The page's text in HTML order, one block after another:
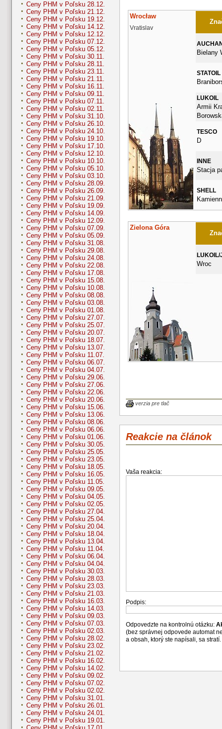
Ceny PHM v Poľsku 28.12.
Ceny PHM v Poľsku 21.12.
Ceny PHM v Poľsku 19.12.
Ceny PHM v Poľsku 14.12.
Ceny PHM v Poľsku 12.12.
Ceny PHM v Poľsku 07.12.
Ceny PHM v Poľsku 05.12.
Ceny PHM v Poľsku 30.11.
Ceny PHM v Poľsku 28.11.
Ceny PHM v Poľsku 23.11.
Ceny PHM v Poľsku 21.11.
Ceny PHM v Poľsku 16.11.
Ceny PHM v Poľsku 09.11.
Ceny PHM v Poľsku 07.11.
Ceny PHM v Poľsku 02.11.
Ceny PHM v Poľsku 31.10.
Ceny PHM v Poľsku 26.10.
Ceny PHM v Poľsku 24.10.
Ceny PHM v Poľsku 19.10.
Ceny PHM v Poľsku 17.10.
Ceny PHM v Poľsku 12.10.
Ceny PHM v Poľsku 10.10.
Ceny PHM v Poľsku 05.10.
Ceny PHM v Poľsku 03.10.
Ceny PHM v Poľsku 28.09.
Ceny PHM v Poľsku 26.09.
Ceny PHM v Poľsku 21.09.
Ceny PHM v Poľsku 19.09.
Ceny PHM v Poľsku 14.09.
Ceny PHM v Poľsku 12.09.
Ceny PHM v Poľsku 07.09.
Ceny PHM v Poľsku 05.09.
Ceny PHM v Poľsku 31.08.
Ceny PHM v Poľsku 29.08.
Ceny PHM v Poľsku 24.08.
Ceny PHM v Poľsku 22.08.
Ceny PHM v Poľsku 17.08.
Ceny PHM v Poľsku 15.08.
Ceny PHM v Poľsku 10.08.
Ceny PHM v Poľsku 08.08.
Ceny PHM v Poľsku 03.08.
Ceny PHM v Poľsku 01.08.
Ceny PHM v Poľsku 27.07.
Ceny PHM v Poľsku 25.07.
Ceny PHM v Poľsku 20.07.
Ceny PHM v Poľsku 18.07.
Ceny PHM v Poľsku 13.07.
Ceny PHM v Poľsku 11.07.
Ceny PHM v Poľsku 06.07.
Ceny PHM v Poľsku 04.07.
Ceny PHM v Poľsku 29.06.
Ceny PHM v Poľsku 27.06.
Ceny PHM v Poľsku 22.06.
Ceny PHM v Poľsku 20.06.
Ceny PHM v Poľsku 15.06.
Ceny PHM v Poľsku 13.06.
Ceny PHM v Poľsku 08.06.
Ceny PHM v Poľsku 06.06.
Ceny PHM v Poľsku 01.06.
Ceny PHM v Poľsku 30.05.
Ceny PHM v Poľsku 25.05.
Ceny PHM v Poľsku 23.05.
Ceny PHM v Poľsku 18.05.
Ceny PHM v Poľsku 16.05.
Ceny PHM v Poľsku 11.05.
Ceny PHM v Poľsku 09.05.
Ceny PHM v Poľsku 04.05.
Ceny PHM v Poľsku 02.05.
Ceny PHM v Poľsku 27.04.
Ceny PHM v Poľsku 25.04.
Ceny PHM v Poľsku 20.04.
Ceny PHM v Poľsku 18.04.
Ceny PHM v Poľsku 13.04.
Ceny PHM v Poľsku 11.04.
Ceny PHM v Poľsku 06.04.
Ceny PHM v Poľsku 04.04.
Ceny PHM v Poľsku 30.03.
Ceny PHM v Poľsku 28.03.
Ceny PHM v Poľsku 23.03.
Ceny PHM v Poľsku 21.03.
Ceny PHM v Poľsku 16.03.
Ceny PHM v Poľsku 14.03.
Ceny PHM v Poľsku 09.03.
Ceny PHM v Poľsku 07.03.
Ceny PHM v Poľsku 02.03.
Ceny PHM v Poľsku 28.02.
Ceny PHM v Poľsku 23.02.
Ceny PHM v Poľsku 21.02.
Ceny PHM v Poľsku 16.02.
Ceny PHM v Poľsku 14.02.
Ceny PHM v Poľsku 09.02.
Ceny PHM v Poľsku 07.02.
Ceny PHM v Poľsku 02.02.
Ceny PHM v Poľsku 31.01.
Ceny PHM v Poľsku 26.01.
Ceny PHM v Poľsku 24.01.
Ceny PHM v Poľsku 19.01.
Wrocław
Vratislav
Bielany
STATOIL
LUKOIL
Armii
TESCO
D
INNE
Stacja
SHELL
Zielona Góra
LUKOIL/
Wroc
verzia pre tlač
Reakcie na článok
Vaša reakcia:
Podpis:
Odpovedzte na kontrolnú otázku:
(bez správnej odpovede automat
a obsah, ktorý ste napísali, sa